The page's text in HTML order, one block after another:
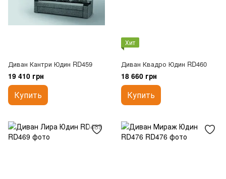
Диван Кантри Юдин RD459
19 410 грн
Купить
Хит
Диван Квадро Юдин RD460
18 660 грн
Купить